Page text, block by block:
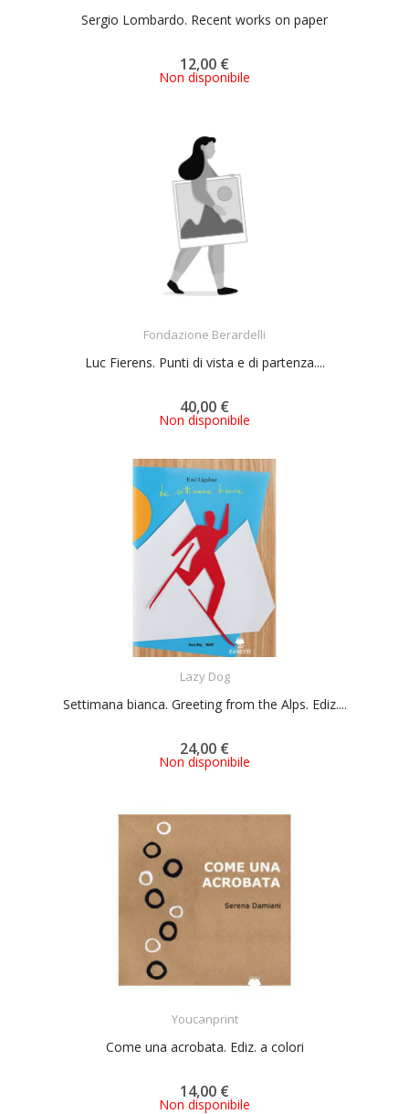
Sergio Lombardo. Recent works on paper
12,00 €
Non disponibile
Fondazione Berardelli
Luc Fierens. Punti di vista e di partenza....
40,00 €
Non disponibile
Lazy Dog
Settimana bianca. Greeting from the Alps. Ediz....
24,00 €
Non disponibile
Youcanprint
Come una acrobata. Ediz. a colori
14,00 €
Non disponibile